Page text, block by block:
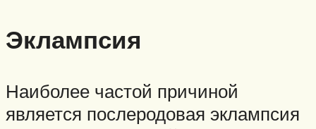
Эклампсия
Наиболее частой причиной
является послеродовая эклампсия